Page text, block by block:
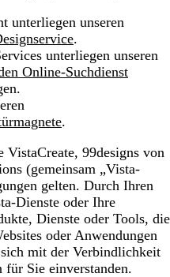
unterliegen unseren
.
unterliegen unseren
Online-Suchdienst
.
99designs von
(gemeinsam „Vista-
gelten. Durch Ihren
Dienste oder Ihre
Dienste oder Tools, die
oder Anwendungen
mit der Verbindlichkeit
für Sie einverstanden.